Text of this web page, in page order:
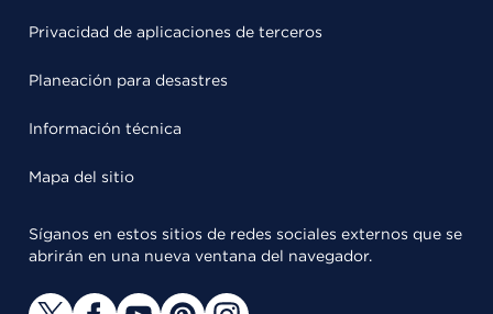
Privacidad de aplicaciones de terceros
Planeación para desastres
Información técnica
Mapa del sitio
Síganos en estos sitios de redes sociales externos que se
abrirán en una nueva ventana del navegador.